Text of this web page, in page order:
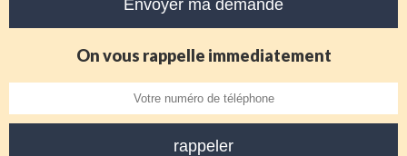
On vous rappelle immediatement